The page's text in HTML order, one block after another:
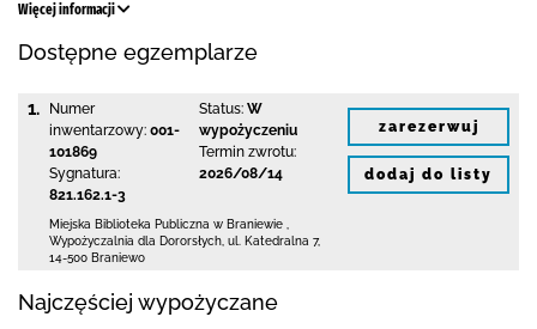
Więcej informacji
Dostępne egzemplarze
1.
Numer
inwentarzowy: 001-
101869
Sygnatura:
821.162.1-3
Status: W
wypożyczeniu
Termin zwrotu:
2026/08/14
Miejska Biblioteka Publiczna w Braniewie
Wypożyczalnia dla Dororsłych, ul. Katedralna 7,
14-500 Braniewo
zarezerwuj
dodaj do listy
Najczęściej wypożyczane